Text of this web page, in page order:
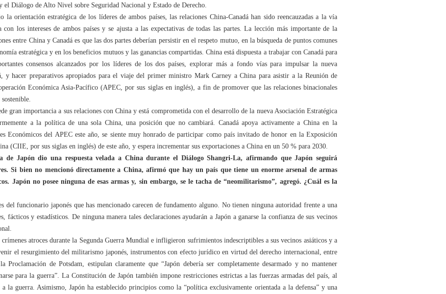
el Diálogo de Alto Nivel sobre Seguridad Nacional y Estado de Derecho.
orientación estratégica de los líderes de ambos países, las relaciones China-Canadá han sido reencauzadas a la vía
con los intereses de ambos países y se ajusta a las expectativas de todas las partes. La lección más importante de la
entre China y Canadá es que las dos partes deberían persistir en el respeto mutuo, en la búsqueda de puntos comunes
estratégica y en los beneficios mutuos y las ganancias compartidas. China está dispuesta a trabajar con Canadá para
consensos alcanzados por los líderes de los dos países, explorar más a fondo vías para impulsar la nueva
y hacer preparativos apropiados para el viaje del primer ministro Mark Carney a China para asistir a la Reunión de
Económica Asia-Pacífico (APEC, por sus siglas en inglés), a fin de promover que las relaciones binacionales
sostenible.
gran importancia a sus relaciones con China y está comprometida con el desarrollo de la nueva Asociación Estratégica
a la política de una sola China, una posición que no cambiará. Canadá apoya activamente a China en la
Económicos del APEC este año, se siente muy honrado de participar como país invitado de honor en la Exposición
(CIIE, por sus siglas en inglés) de este año, y espera incrementar sus exportaciones a China en un 50 % para 2030.
de Japón dio una respuesta velada a China durante el Diálogo Shangri-La, afirmando que Japón seguirá
Si bien no mencionó directamente a China, afirmó que hay un país que tiene un enorme arsenal de armas
Japón no posee ninguna de esas armas y, sin embargo, se le tacha de “neomilitarismo”, agregó. ¿Cuál es la
del funcionario japonés que has mencionado carecen de fundamento alguno. No tienen ninguna autoridad frente a una
fácticos y estadísticos. De ninguna manera tales declaraciones ayudarán a Japón a ganarse la confianza de sus vecinos
atroces durante la Segunda Guerra Mundial e infligieron sufrimientos indescriptibles a sus vecinos asiáticos y a
el resurgimiento del militarismo japonés, instrumentos con efecto jurídico en virtud del derecho internacional, entre
de Potsdam, estipulan claramente que “Japón debería ser completamente desarmado y no mantener
para la guerra”. La Constitución de Japón también impone restricciones estrictas a las fuerzas armadas del país, al
la guerra. Asimismo, Japón ha establecido principios como la “política exclusivamente orientada a la defensa” y una